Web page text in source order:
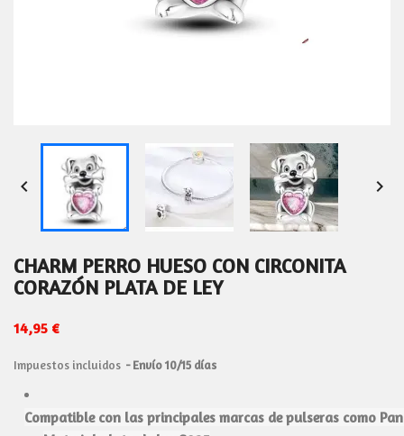
 
CHARM PERRO HUESO CON CIRCONITA
CORAZÓN PLATA DE LEY
14,95 €
Impuestos incluidos Envío 10/15 días
Compatible con las principales marcas de pulseras como